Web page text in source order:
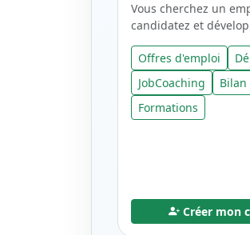
Vous cherchez un
candidatez et
Offres d'emploi
JobCoaching
Bilan
Formations
Créer mon